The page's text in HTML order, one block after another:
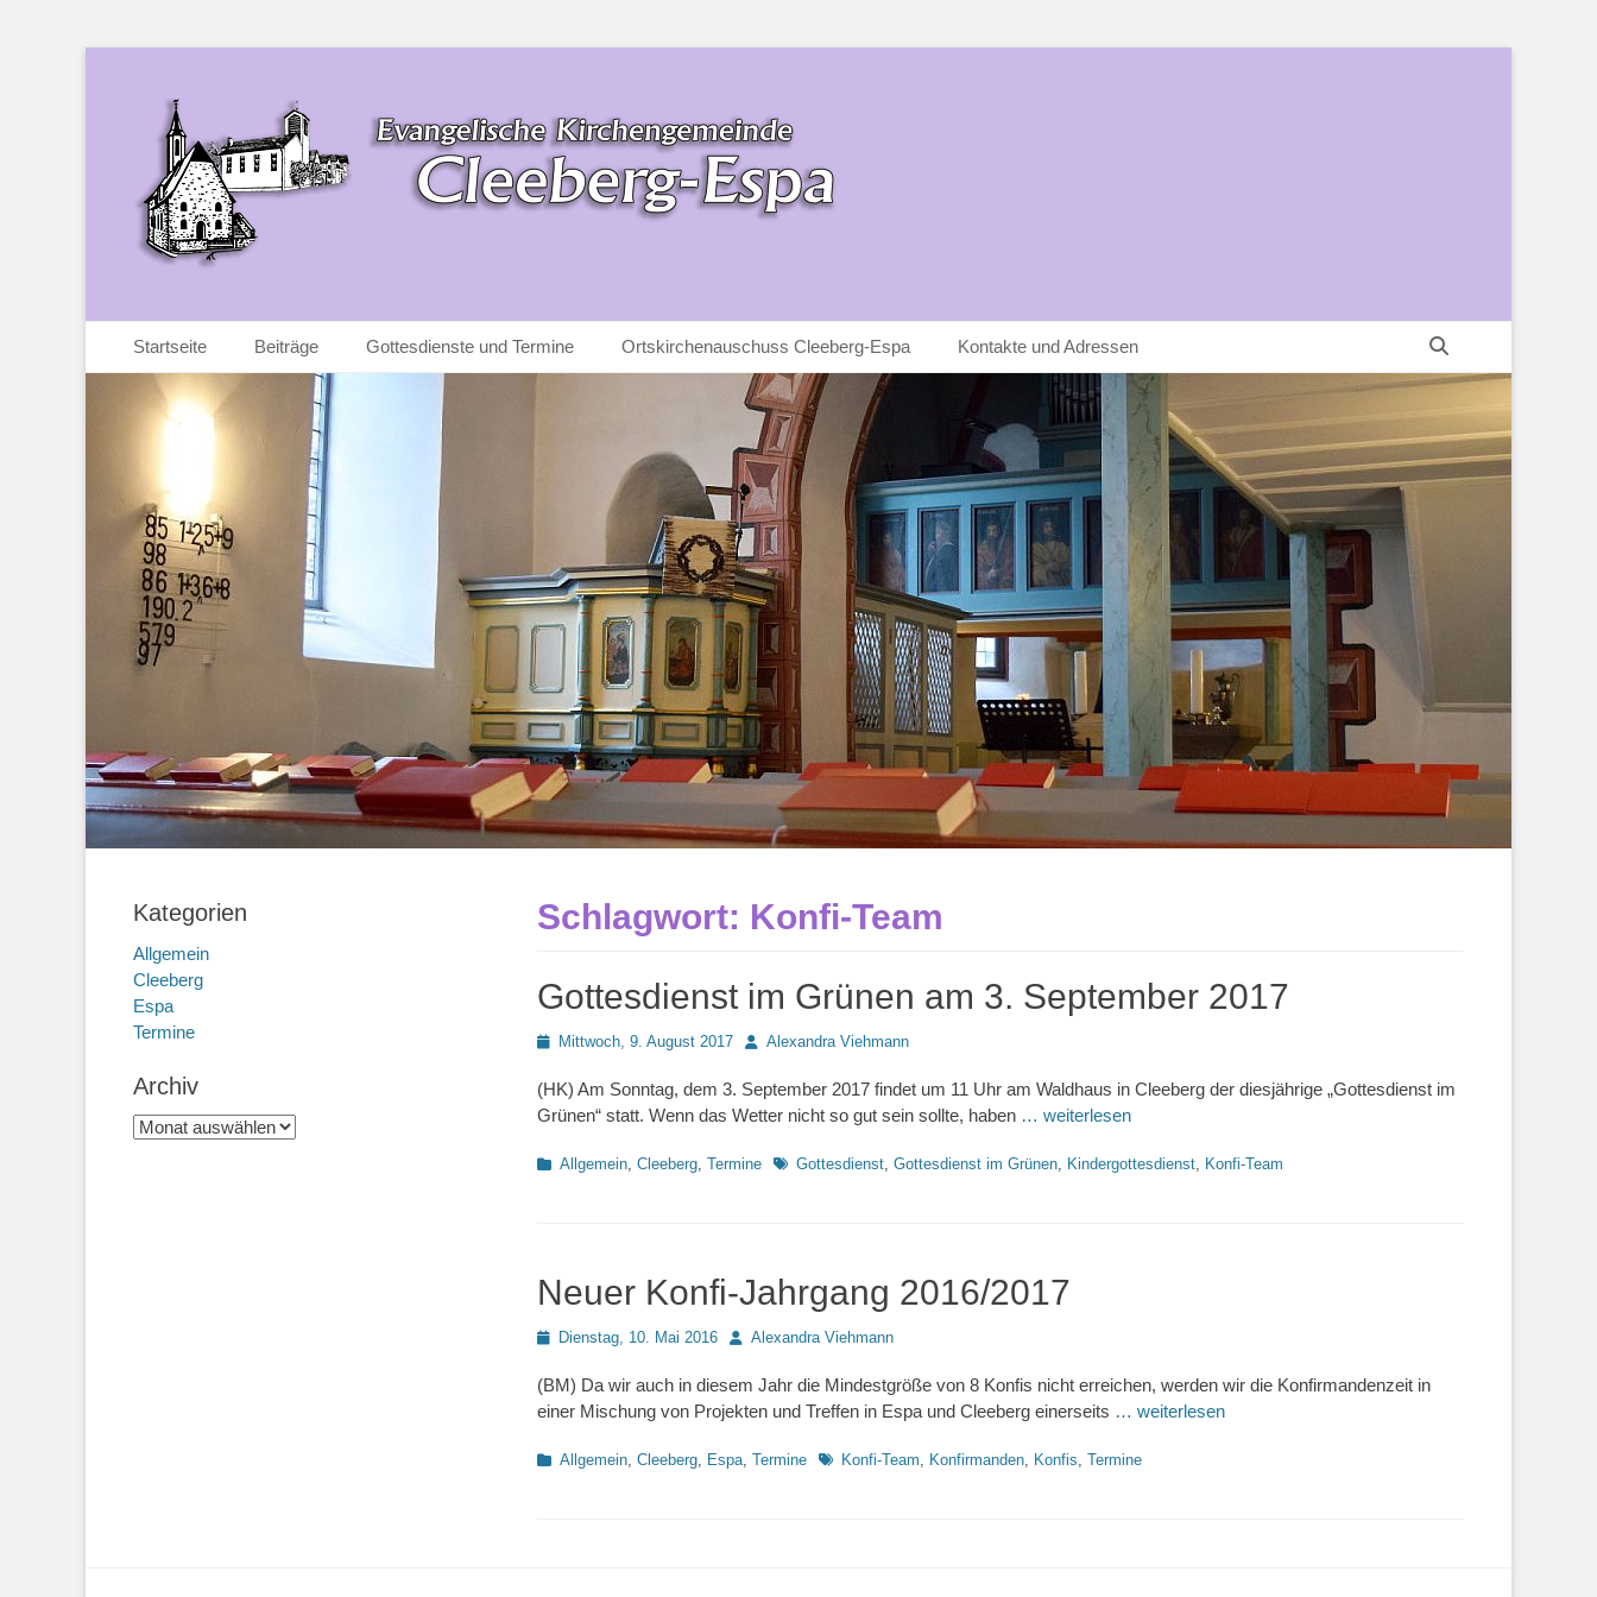
Ev. Kirchengemeinde Cleeberg-Espa
Ev. Kirchengemeinde Cleeberg-Espa
Primäres Menü
Inhalt
springen
Startseite Beiträge Gottesdienste und Termine Ortskirchenauschuss Cleeberg-Espa Kontakte und Adressen
Schlagwort: Konfi-Team
Gottesdienst im Grünen am 3. September 2017
PostedMittwoch, 9. August 2017 AutorAlexandra Viehmann
(HK) Am Sonntag, dem 3. September 2017 findet um 11 Uhr am Waldhaus in Cleeberg der diesjährige „Gottesdienst im
Grünen“ statt. Wenn das Wetter nicht so gut sein sollte, haben … weiterlesen
Kategorien
Allgemein, Cleeberg, Termine Schlagworte
Gottesdienst, Gottesdienst im Grünen, Kindergottesdienst, Konfi-Team
Neuer Konfi-Jahrgang 2016/2017
PostedDienstag, 10. Mai 2016 AutorAlexandra Viehmann
(BM) Da wir auch in diesem Jahr die Mindestgröße von 8 Konfis nicht erreichen, werden wir die Konfirmandenzeit in
einer Mischung von Projekten und Treffen in Espa und Cleeberg einerseits … weiterlesen
Kategorien
Allgemein, Cleeberg, Espa, Termine Schlagworte
Konfi-Team, Konfirmanden, Konfis, Termine
Kategorien
Allgemein
Cleeberg
Espa
Termine
Archiv
Archiv